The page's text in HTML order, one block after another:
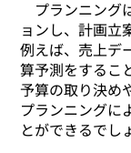
プランニング
ョンし、計画立
例えば、売上デ
算予測をするこ
予算の取り決め
プランニングに
とができるでし